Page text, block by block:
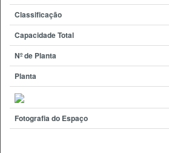
Classificação
Capacidade Total
Nº de Planta
Planta
Fotografia do Espaço